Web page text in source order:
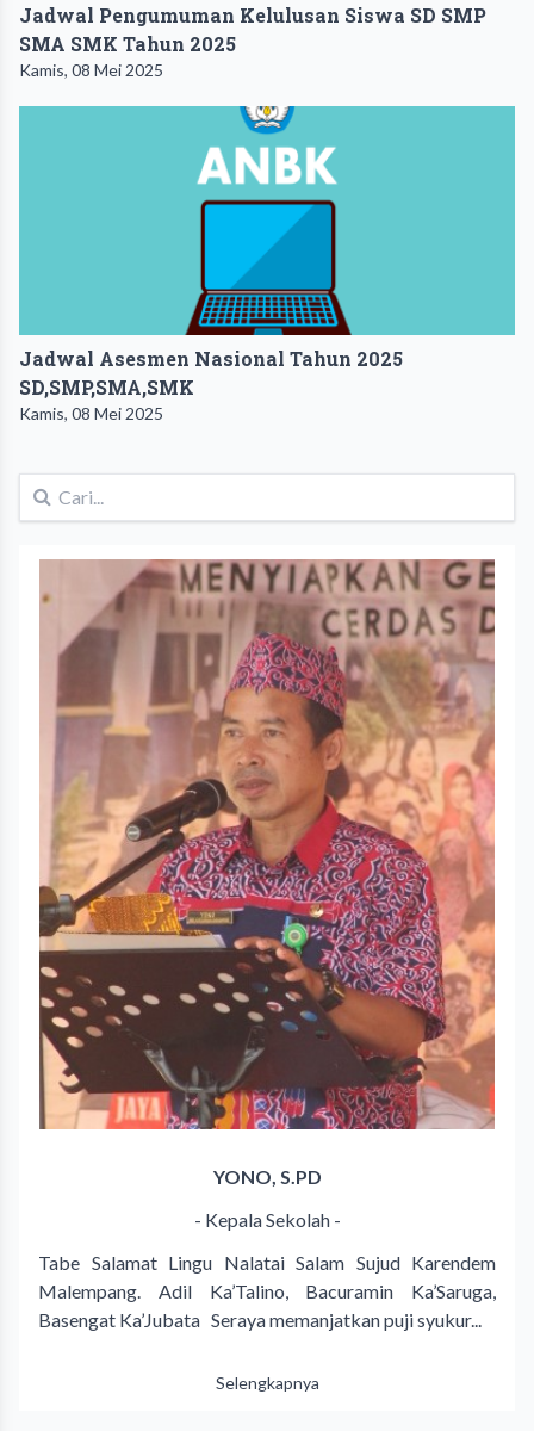
Jadwal Pengumuman Kelulusan Siswa SD SMP
SMA SMK Tahun 2025
Kamis, 08 Mei 2025
Jadwal Asesmen Nasional Tahun 2025
SD,SMP,SMA,SMK
Kamis, 08 Mei 2025
YONO, S.PD
- Kepala Sekolah -
Tabe Salamat Lingu Nalatai Salam Sujud Karendem
Malempang. Adil Ka’Talino, Bacuramin Ka’Saruga,
Basengat Ka’Jubata Seraya memanjatkan puji syukur...
Selengkapnya